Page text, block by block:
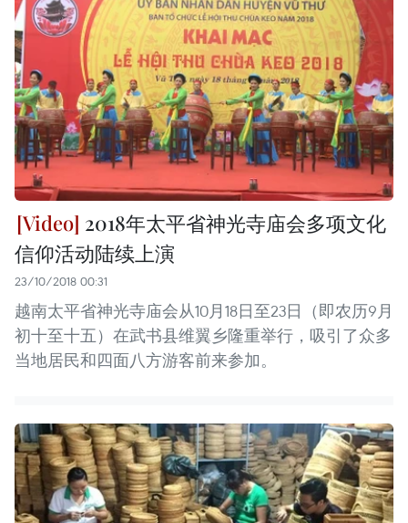
2018年太平省神光寺庙会多项文化
信仰活动陆续上演
23/10/2018 00:31
越南太平省神光寺庙会从10月18日至23日（即农历9月
初十至十五）在武书县维翼乡隆重举行，吸引了众多
当地居民和四面八方游客前来参加。